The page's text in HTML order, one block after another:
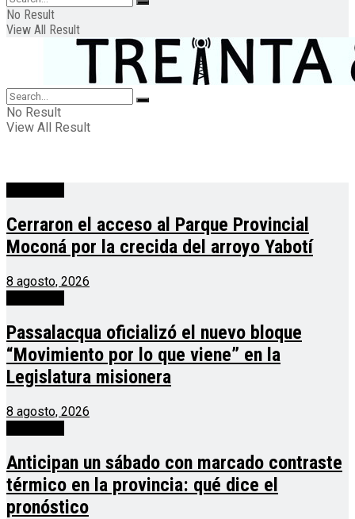
No Result
View All Result
No Result
View All Result
Cerraron el acceso al Parque Provincial
Moconá por la crecida del arroyo Yabotí
8 agosto, 2026
Passalacqua oficializó el nuevo bloque
“Movimiento por lo que viene” en la
Legislatura misionera
8 agosto, 2026
Anticipan un sábado con marcado contraste
térmico en la provincia: qué dice el
pronóstico